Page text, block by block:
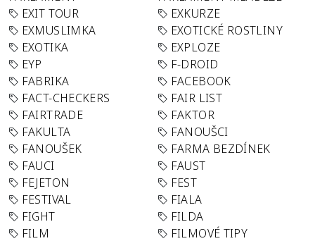
EXIT TOUR
EXKURZE
EXMUSLIMKA
EXOTICKÉ ROSTLINY
EXOTIKA
EXPLOZE
EYP
F-DROID
FABRIKA
FACEBOOK
FACT-CHECKERS
FAIR LIST
FAIRTRADE
FAKTOR
FAKULTA
FANOUŠCI
FANOUŠEK
FARMA BEZDÍNEK
FAUCI
FAUST
FEJETON
FEST
FESTIVAL
FIALA
FIGHT
FILDA
FILM
FILMOVÉ TIPY